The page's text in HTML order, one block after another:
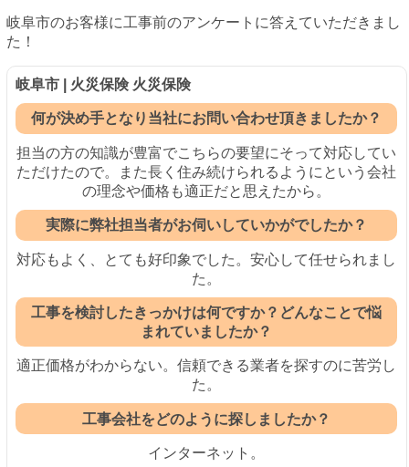
岐阜市のお客様に工事前のアンケートに答えていただきまし
た！
岐阜市 | 火災保険 火災保険
何が決め手となり当社にお問い合わせ頂きましたか？
担当の方の知識が豊富でこちらの要望にそって対応してい
ただけたので。また長く住み続けられるようにという会社
の理念や価格も適正だと思えたから。
実際に弊社担当者がお伺いしていかがでしたか？
対応もよく、とても好印象でした。安心して任せられまし
た。
工事を検討したきっかけは何ですか？どんなことで悩
まれていましたか？
適正価格がわからない。信頼できる業者を探すのに苦労し
た。
工事会社をどのように探しましたか？
インターネット。